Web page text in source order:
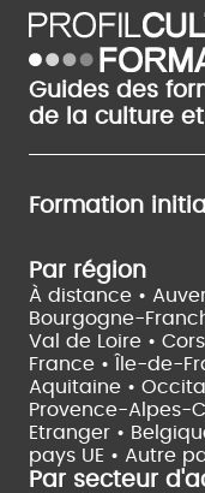
Guides des
de la culture
Formation
Par région
À distance •
Bourgogne-
Val de Loire •
France •
Île-de-
Aquitaine •
Provence-Alpes-
Etranger •
pays UE • Autre
Par secteur